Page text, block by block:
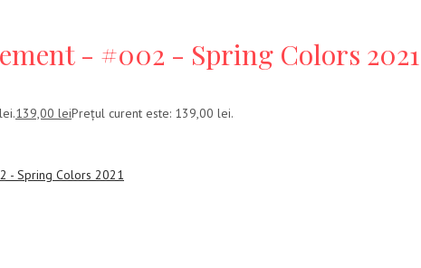
- #002 - Spring Colors 2021
139,00 leiPrețul curent este: 139,00 lei.